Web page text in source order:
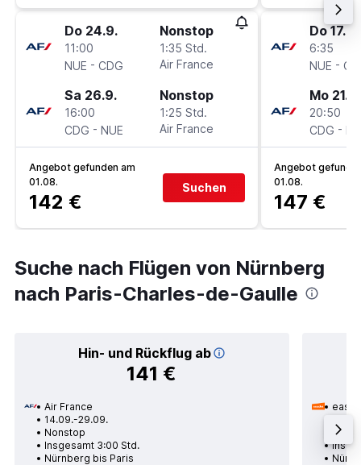
Do 24.9.
11:00
NUE - CDG
Nonstop
1:35 Std.
Air France
Sa 26.9.
16:00
CDG - NUE
Nonstop
1:25 Std.
Air France
Angebot gefunden am
01.08.
142 €
Suchen
Do 17.9.
6:35
NUE -
Mo 21.9.
20:50
CDG -
Angebot
01.08.
147 €
Suche nach Flügen von Nürnberg
nach Paris-Charles-de-Gaulle
Hin- und Rückflug ab
141 €
Air France
14.09.-29.09.
Nonstop
Insgesamt 3:00 Std.
Nürnberg bis Paris
1